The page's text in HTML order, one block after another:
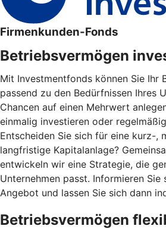
Firmenkunden-Fonds
Betriebsvermögen
Mit Investmentfonds können Sie Ihr
passend zu den Bedürfnissen Ihres
Chancen auf einen Mehrwert
einmalig investieren oder
Entscheiden Sie sich für eine kurz-,
langfristige Kapitalanlage?
entwickeln wir eine Strategie, die
Unternehmen passt. Informieren Sie
Angebot und lassen Sie sich dann
Betriebsvermögen